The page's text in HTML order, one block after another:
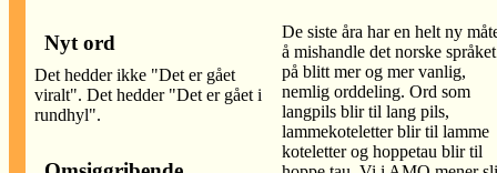
Nyt ord
Det hedder ikke "Det er gået
viralt". Det hedder "Det er gået i
rundhyl".
De siste åra har en helt ny
å mishandle det norske språket
på blitt mer og mer vanlig,
nemlig orddeling. Ord som
langpils blir til lang pils,
lammekoteletter blir til lamme
koteletter og hoppetau blir til